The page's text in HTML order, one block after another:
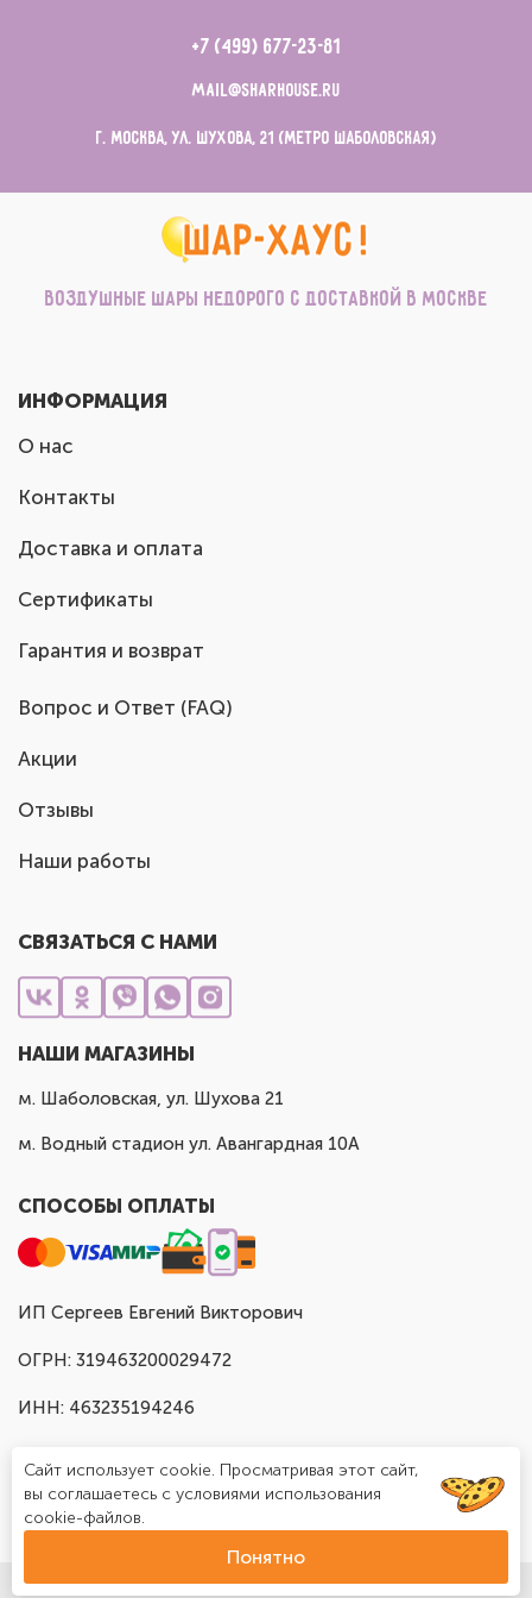
+7 (499) 677-23-81
mail@sharhouse.ru
г. Москва, ул. Шухова, 21 (метро Шаболовская)
Воздушные шары недорого с доставкой в Москве
ИНФОРМАЦИЯ
О нас
Контакты
Доставка и оплата
Сертификаты
Гарантия и возврат
Вопрос и Ответ (FAQ)
Акции
Отзывы
Наши работы
СВЯЗАТЬСЯ С НАМИ
НАШИ МАГАЗИНЫ
м. Шаболовская, ул. Шухова 21
м. Водный стадион ул. Авангардная 10А
СПОСОБЫ ОПЛАТЫ
ИП Сергеев Евгений Викторович
ОГРН: 319463200029472
ИНН: 463235194246
© Доставка шаров в Москве "Шар Хаус", 2025
Сайт использует cookie. Просматривая этот сайт,
вы соглашаетесь с условиями использования
cookie-файлов.
Понятно